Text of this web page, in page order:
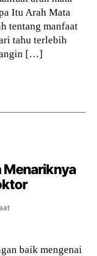
Itu Arah Mata
tentang manfaat
tahu terlebih
angin […]
Menariknya
baik mengenai